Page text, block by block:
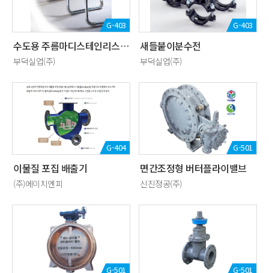
G-403
수도용 주름마디스테인리스강관
부덕실업(주)
G-403
새들붙이분수전
부덕실업(주)
G-404
이물질 포집 배출기
(주)에이치엔피
G-501
면간조정형 버터플라이밸브
신진정공(주)
G-501 G-501